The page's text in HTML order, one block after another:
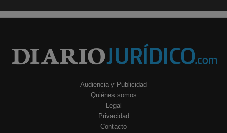
Audiencia y Publicidad
Quiénes somos
Legal
Privacidad
Contacto